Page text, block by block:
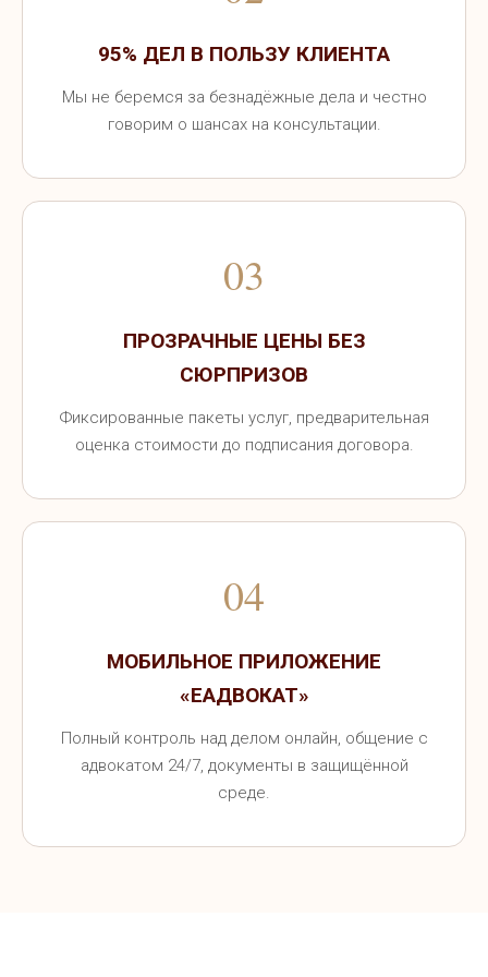
Такая помощь доступна даже тем, кто находится за
оказывается по видеосвязи или телефону, а адвокат
высылает все документы в электронном виде.
Правовая поддержка предоставляется без потери
качества, независимо от расстояния.
сайте «Захист» — адвокат свяжется с вами и
компании ответит на все вопросы и предложит
удобный формат правовой помощи.
95% ДЕЛ В ПОЛЬЗУ КЛИЕНТА
Мы не беремся за безнадёжные дела и честно
говорим о шансах на консультации.
03
ПРОЗРАЧНЫЕ ЦЕНЫ БЕЗ
СЮРПРИЗОВ
Фиксированные пакеты услуг, предварительная
оценка стоимости до подписания договора.
04
МОБИЛЬНОЕ ПРИЛОЖЕНИЕ
«ЕАДВОКАТ»
Полный контроль над делом онлайн, общение с
адвокатом 24/7, документы в защищённой
среде.